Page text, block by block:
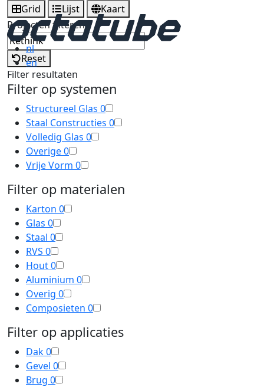
nl
en
Grid Lijst
Kaart
Projecten filteren
Reset
Filter resultaten
Filter op systemen
Structureel Glas 0
Staal Constructies 0
Volledig Glas 0
Overige0
Vrije Vorm 0
Filter op materialen
Karton 0
Glas 0
Staal 0
RVS 0
Hout0
Aluminium 0
Overig 0
Composieten 0
Filter op applicaties
Dak0
Gevel 0
Brug 0